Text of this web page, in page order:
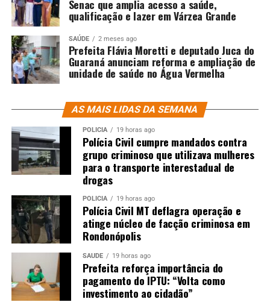
Senac que amplia acesso a saúde,
qualificação e lazer em Várzea Grande
SAÚDE 2 meses ago
Prefeita Flávia Moretti e deputado Juca do
Guaraná anunciam reforma e ampliação de
unidade de saúde no Água Vermelha
AS MAIS LIDAS DA SEMANA
POLÍCIA 19 horas ago
Polícia Civil cumpre mandados contra
grupo criminoso que utilizava mulheres
para o transporte interestadual de
drogas
POLÍCIA 19 horas ago
Polícia Civil MT deflagra operação e
atinge núcleo de facção criminosa em
Rondonópolis
SAÚDE 19 horas ago
Prefeita reforça importância do
pagamento do IPTU: “Volta como
investimento ao cidadão”